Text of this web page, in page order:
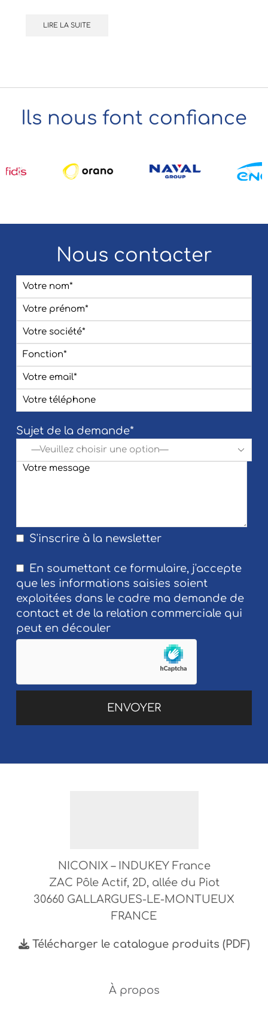
LIRE LA SUITE
Ils nous font confiance
Nous contacter
Sujet de la demande*
S'inscrire à la newsletter
En soumettant ce formulaire, j'accepte
que les informations saisies soient
exploitées dans le cadre ma demande de
contact et de la relation commerciale qui
peut en découler
NICONIX – INDUKEY France
ZAC Pôle Actif, 2D, allée du Piot
30660 GALLARGUES-LE-MONTUEUX
FRANCE
Télécharger le catalogue produits (PDF)
À propos